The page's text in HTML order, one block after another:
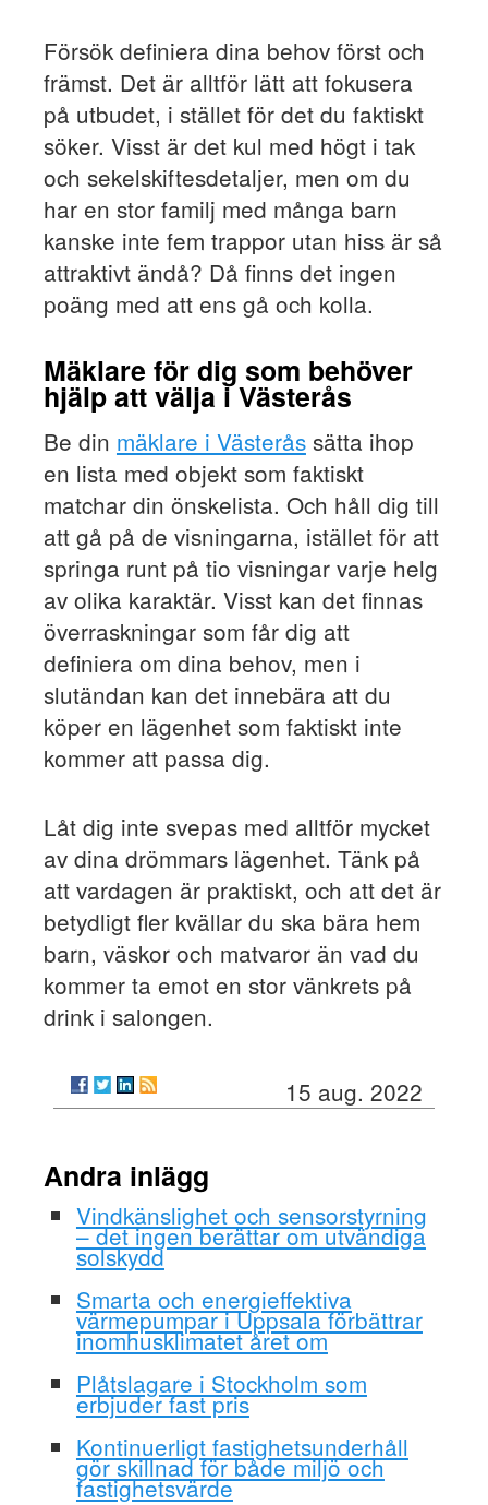
Försök definiera dina behov först och
främst. Det är alltför lätt att fokusera
på utbudet, i stället för det du faktiskt
söker. Visst är det kul med högt i tak
och sekelskiftesdetaljer, men om du
har en stor familj med många barn
kanske inte fem trappor utan hiss är så
attraktivt ändå? Då finns det ingen
poäng med att ens gå och kolla.
Mäklare för dig som behöver
hjälp att välja i Västerås
Be din mäklare i Västeråssätta ihop
en lista med objekt som faktiskt
matchar din önskelista. Och håll dig till
att gå på de visningarna, istället för att
springa runt på tio visningar varje helg
av olika karaktär. Visst kan det finnas
överraskningar som får dig att
definiera om dina behov, men i
slutändan kan det innebära att du
köper en lägenhet som faktiskt inte
kommer att passa dig.
Låt dig inte svepas med alltför mycket
av dina drömmars lägenhet. Tänk på
att vardagen är praktiskt, och att det är
betydligt fler kvällar du ska bära hem
barn, väskor och matvaror än vad du
kommer ta emot en stor vänkrets på
drink i salongen.
15 aug. 2022
Andra inlägg
Vindkänslighet och sensorstyrning
– det ingen berättar om utvändiga
solskydd
Smarta och energieffektiva
värmepumpar i Uppsala förbättrar
inomhusklimatet året om
Plåtslagare i Stockholm som
erbjuder fast pris
Kontinuerligt fastighetsunderhåll
gör skillnad för både miljö och
fastighetsvärde